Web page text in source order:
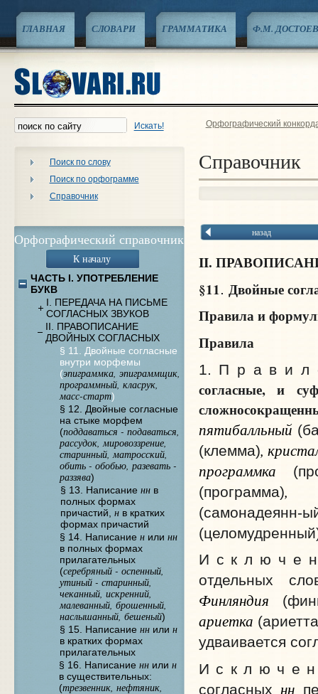
ГЛАВНАЯ СЛОВАРИ ГРАММАТИКА Ф.М.
Искать!
Поиск по слову
Поиск по орфограмме
Справочник
Орфографический справочник
К началу
ЧАСТЬ I. УПОТРЕБЛЕНИЕ
БУКВ
I. ПЕРЕДАЧА НА ПИСЬМЕ
СОГЛАСНЫХ ЗВУКОВ
II. ПРАВОПИСАНИЕ
ДВОЙНЫХ СОГЛАСНЫХ
§ 11. Двойные согласные
внутри морфемы
(эпиграммка, эпиграммщик,
программный, класрук,
масс-старт)
§ 12. Двойные согласные
на стыке морфем
(поддаваться - подаваться,
рассудок, мировоззрение,
старинный, матросский,
обить - обобью, разевать -
раззява)
§ 13. Написание ннв
полных формах
причастий, нв кратких
формах причастий
§ 14. Написание нили нн
в полных формах
прилагательных
(серебряный - оспенный,
утиный - старинный,
чеканный, искренний,
малеванный, брошенный,
наслышанный, бешеный)
§ 15. Написание ннили н
в кратких формах
прилагательных
§ 16. Написание ннили н
в существительных:
(трезвенник, нефтяник,
Орфографический
Справочник
назад
II.
§11. Двойные
Правила и
Правила
1. П р а в и
согласные, и
пятибалльный
(клемма),
программка
(программа),
(самонадеянн-
И с к л ю ч е н
отдельных
Финляндия
ариетка
удваивается
И с к л ю ч е н
согласных нн